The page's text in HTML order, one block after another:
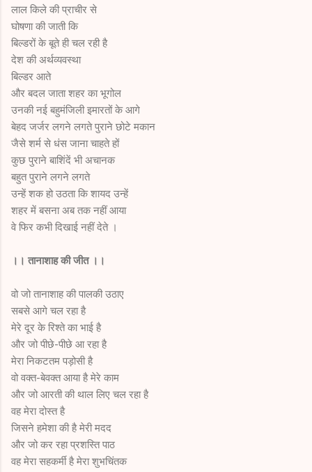
लाल किले की प्राचीर से
घोषणा की जाती कि
बिल्डरों के बूते ही चल रही है
देश की अर्थव्यवस्था
बिल्डर आते
और बदल जाता शहर का भूगोल
उनकी नई बहुमंजिली इमारतों के आगे
बेहद जर्जर लगने लगते पुराने छोटे मकान
जैसे शर्म से धंस जाना चाहते हों
कुछ पुराने बाशिंदें भी अचानक
बहुत पुराने लगने लगते
उन्हें शक हो उठता कि शायद उन्हें
शहर में बसना अब तक नहीं आया
वे फिर कभी दिखाई नहीं देते ।
।। तानाशाह की जीत ।।
वो जो तानाशाह की पालकी उठाए
सबसे आगे चल रहा है
मेरे दूर के रिश्ते का भाई है
और जो पीछे-पीछे आ रहा है
मेरा निकटतम पड़ोसी है
वो वक्त-बेवक्त आया है मेरे काम
और जो आरती की थाल लिए चल रहा है
वह मेरा दोस्त है
जिसने हमेशा की है मेरी मदद
और जो कर रहा प्रशस्ति पाठ
वह मेरा सहकर्मी है मेरा शुभचिंतक